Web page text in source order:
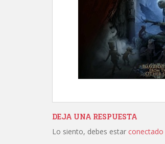
DEJA UNA RESPUESTA
Lo siento, debes estar conectado